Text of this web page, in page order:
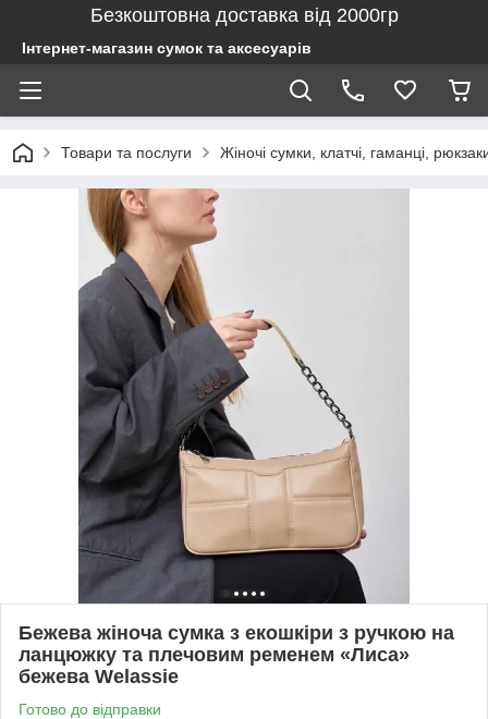
Безкоштовна доставка від 2000гр
Інтернет-магазин сумок та аксесуарів
Товари та послуги Жіночі сумки, клатчі, гаманці,
Бежева жіноча сумка з екошкіри з ручкою на
ланцюжку та плечовим ременем «Лиса»
бежева Welassie
Готово до відправки